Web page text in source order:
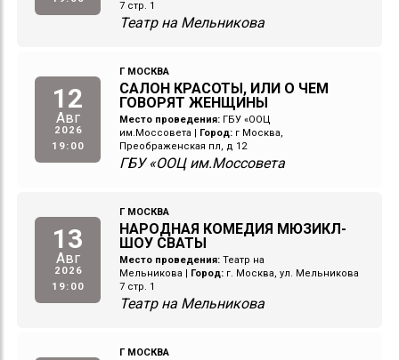
7 стр. 1
Театр на Мельникова
12
Авг
2026
19:00
Г МОСКВА
САЛОН КРАСОТЫ, ИЛИ О ЧЕМ
ГОВОРЯТ ЖЕНЩИНЫ
Место проведения: ГБУ «ООЦ
им.Моссовета
Город: г Москва,
Преображенская пл, д 12
ГБУ «ООЦ им.Моссовета
13
Авг
2026
19:00
Г МОСКВА
НАРОДНАЯ КОМЕДИЯ МЮЗИКЛ-
ШОУ СВАТЫ
Место проведения: Театр на
Мельникова
Город: г. Москва, ул. Мельникова
7 стр. 1
Театр на Мельникова
Г МОСКВА